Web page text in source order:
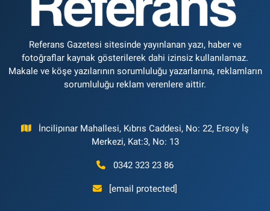
Referans Gazetesi sitesinde yayınlanan yazı, haber ve
fotoğraflar kaynak gösterilerek dahi izinsiz kullanılamaz.
Makale ve köşe yazılarının sorumluluğu yazarlarına, reklamların
sorumluluğu reklam verenlere aittir.
İncilipınar Mahallesi, Kıbrıs Caddesi, No: 22, Ersoy İş
Merkezi, Kat:3, No: 13
0342 323 23 86
[email protected]